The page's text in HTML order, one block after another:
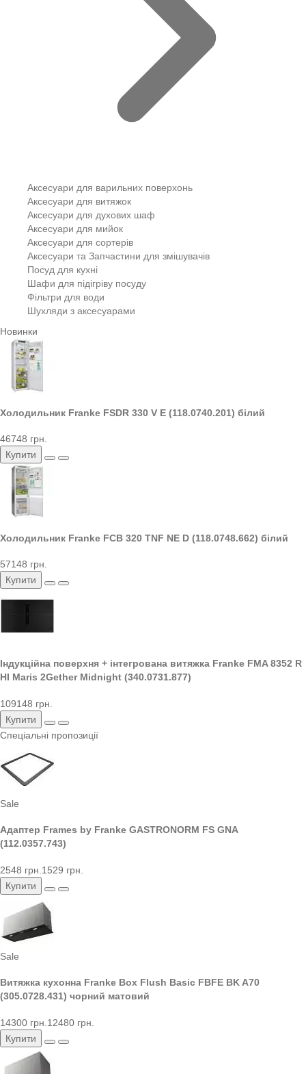
Аксесуари для варильних поверхонь
Аксесуари для витяжок
Аксесуари для духових шаф
Аксесуари для мийок
Аксесуари для сортерів
Аксесуари та Запчастини для змішувачів
Посуд для кухні
Шафи для підігріву посуду
Фільтри для води
Шухляди з аксесуарами
Новинки
Холодильник Franke FSDR 330 V E (118.0740.201) білий
46748 грн.
Купити
Холодильник Franke FCB 320 TNF NE D (118.0748.662) білий
57148 грн.
Купити
Індукційна поверхня + інтегрована витяжка Franke FMA 8352 R
HI Maris 2Gether Midnight (340.0731.877)
109148 грн.
Купити
Спеціальні пропозиції
Sale
Адаптер Frames by Franke GASTRONORM FS GNA
(112.0357.743)
2548 грн. 1529 грн.
Купити
Sale
Витяжка кухонна Franke Box Flush Basic FBFE BK A70
(305.0728.431) чорний матовий
14300 грн. 12480 грн.
Купити